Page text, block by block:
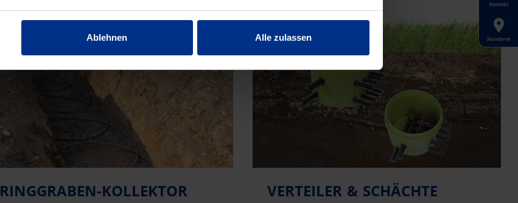
Ablehnen Alle zulassen
RINGGRABEN-KOLLEKTOR VERTEILER & SCHÄCHTE
Kontakt
Standorte